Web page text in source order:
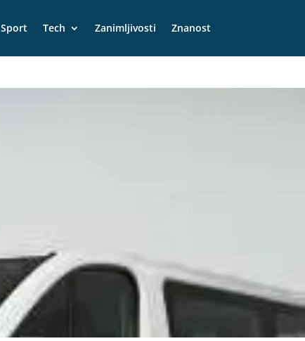
Sport Tech Zanimljivosti Znanost